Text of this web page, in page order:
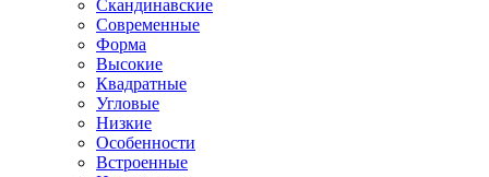
Скандинавские
Современные
Форма
Высокие
Квадратные
Угловые
Низкие
Особенности
Встроенные